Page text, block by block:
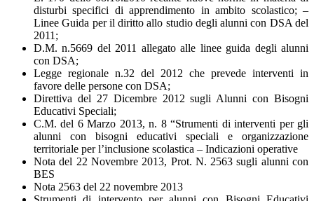
disturbi specifici di apprendimento in ambito scolastico; –
Linee Guida per il diritto allo studio degli alunni con DSA del
2011;
D.M. n.5669 del 2011 allegato alle linee guida degli alunni
con DSA;
Legge regionale n.32 del 2012 che prevede interventi in
favore delle persone con DSA;
Direttiva del 27 Dicembre 2012 sugli Alunni con Bisogni
Educativi Speciali;
C.M. del 6 Marzo 2013, n. 8 “Strumenti di interventi per gli
alunni con bisogni educativi speciali e organizzazione
territoriale per l’inclusione scolastica – Indicazioni operative
Nota del 22 Novembre 2013, Prot. N. 2563 sugli alunni con
BES
Nota 2563 del 22 novembre 2013